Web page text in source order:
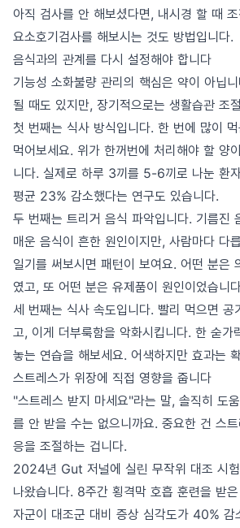
아직 검사를 안 해보셨다면, 내시경 할 때
요소호기검사를 해보시는 것도 방법입니다.
음식과의 관계를 다시 설정해야 합니다
기능성 소화불량 관리의 핵심은 약이 아닙
될 때도 있지만, 장기적으로는 생활습관 조
첫 번째는 식사 방식입니다. 한 번에 많이
먹어보세요. 위가 한꺼번에 처리해야 할 양
니다. 실제로 하루 3끼를 5-6끼로 나눈 환
평균 23% 감소했다는 연구도 있습니다.
두 번째는 트리거 음식 파악입니다. 기름진
매운 음식이 흔한 원인이지만, 사람마다 다
일기를 써보시면 패턴이 보여요. 어떤 분은
였고, 또 어떤 분은 유제품이 원인이었습니
세 번째는 식사 속도입니다. 빨리 먹으면 공
고, 이게 더부룩함을 악화시킵니다. 한 숟가
놓는 연습을 해보세요. 어색하지만 효과는
스트레스가 위장에 직접 영향을 줍니다
"스트레스 받지 마세요"라는 말, 솔직히 도
를 안 받을 수는 없으니까요. 중요한 건 스
응을 조절하는 겁니다.
2024년 Gut 저널에 실린 무작위 대조 시
나왔습니다. 8주간 횡격막 호흡 훈련을 받
자군이 대조군 대비 증상 심각도가 40% 감